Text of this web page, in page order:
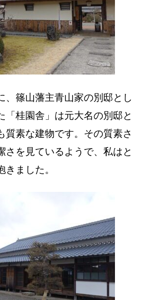
、篠山藩主青山家の別邸とし
「桂園舎」は元大名の別邸と
質素な建物です。その質素さ
さを見ているようで、私はと
きました。